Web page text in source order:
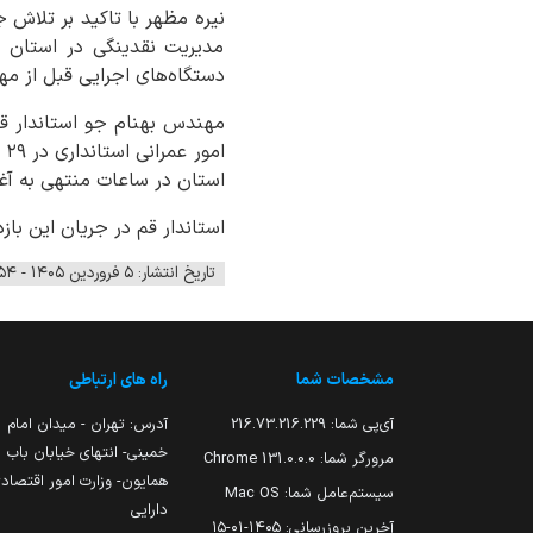
نیره مظهر با تاکید بر
مدیریت نقدینگی در استان
دستگاه‌های اجرایی قبل
مهندس بهنام جو
استان در ساعات منتهی به آغاز سال ۱۴۰۵
استاندار قم در جریان این
تاریخ انتشار: ۵ فروردین ۱۴۰۵ - ۱۲:۵۴
مشخصات شما
آی‌پی شما: 216.73.216.229
مرورگر شما: 131.0.0.0 Chrome
سیستم‌عامل شما: Mac OS
آخرین بروزرسانی: ۱۴۰۵-۰۱-۱۵
راه های ارتباطی
آدرس: تهران - میدان امام
خمینی- انتهای خیابان باب
همایون- وزارت امور
دارایی